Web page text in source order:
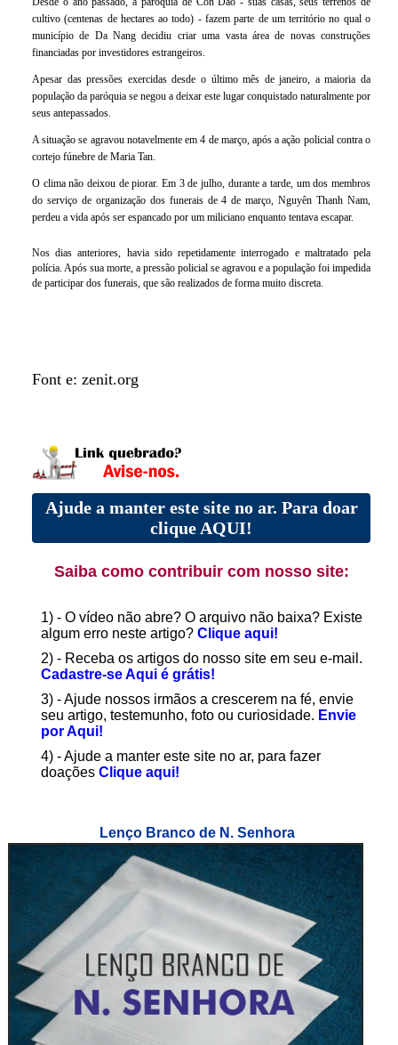
cultivo (centenas de hectares ao todo) - fazem parte de um território no qual o
município de Da Nang decidiu criar uma vasta área de novas construções
financiadas por investidores estrangeiros.
Apesar das pressões exercidas desde o último mês de janeiro, a maioria da
população da paróquia se negou a deixar este lugar conquistado naturalmente por
seus antepassados.
A situação se agravou notavelmente em 4 de março, após a ação policial contra o
cortejo fúnebre de Maria Tan.
O clima não deixou de piorar. Em 3 de julho, durante a tarde, um dos membros
do serviço de organização dos funerais de 4 de março, Nguyên Thanh Nam,
perdeu a vida após ser espancado por um miliciano enquanto tentava escapar.
Nos dias anteriores, havia sido repetidamente interrogado e maltratado pela
polícia. Após sua morte, a pressão policial se agravou e a população foi impedida
de participar dos funerais, que são realizados de forma muito discreta.
Font e: zenit.org
Ajude a manter este site no ar. Para doar
clique AQUI!
Saiba como contribuir com nosso site:
1) - O vídeo não abre? O arquivo não baixa? Existe
algum erro neste artigo? Clique aqui!
2) - Receba os artigos do nosso site em seu e-mail.
Cadastre-se Aqui é grátis!
3) - Ajude nossos irmãos a crescerem na fé, envie
seu artigo, testemunho, foto ou curiosidade. Envie
por Aqui!
4) - Ajude a manter este site no ar, para fazer
doações Clique aqui!
Lenço Branco de N. Senhora